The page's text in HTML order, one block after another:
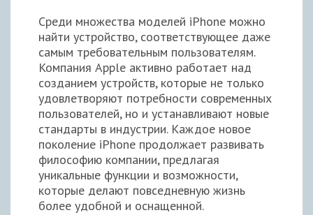
Среди множества моделей iPhone можно
найти устройство, соответствующее даже
самым требовательным пользователям.
Компания Apple активно работает над
созданием устройств, которые не только
удовлетворяют потребности современных
пользователей, но и устанавливают новые
стандарты в индустрии. Каждое новое
поколение iPhone продолжает развивать
философию компании, предлагая
уникальные функции и возможности,
которые делают повседневную жизнь
более удобной и оснащенной.